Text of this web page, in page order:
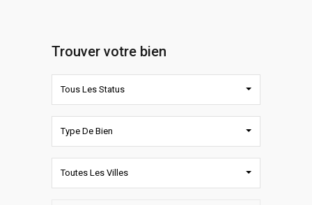
Trouver votre bien
Tous Les Status
Type De Bien
Toutes Les Villes